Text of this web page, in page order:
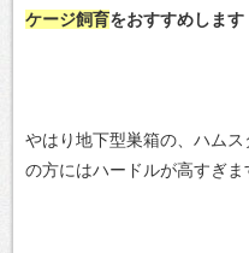
ケージ飼育をおすすめします
やはり地下型巣箱の、ハム
の方にはハードルが高すぎま